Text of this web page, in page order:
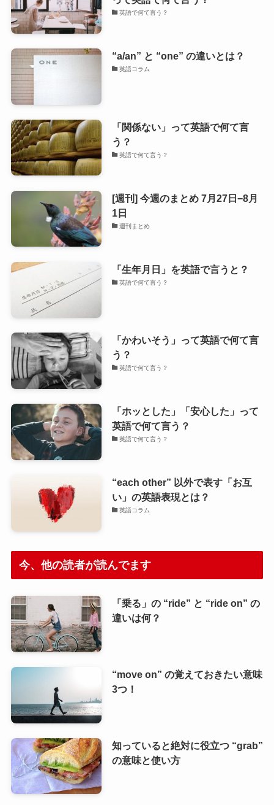
英語で何て言う？
“a/an” と “one” の違いとは？
英語コラム
「関係ない」って英語で何て言
う？
英語で何て言う？
[週刊] 今週のまとめ 7月27日−8月
1日
週刊まとめ
「生年月日」を英語で言うと？
英語で何て言う？
「かわいそう」って英語で何て言
う？
英語で何て言う？
「ホッとした」「安心した」って
英語で何て言う？
英語で何て言う？
“each other” 以外で表す「お互
い」の英語表現とは？
英語コラム
今、他の読者が読んでます
「乗る」の “ride” と “ride on” の
違いは何？
“move on” の覚えておきたい意味
3つ！
知っていると絶対に役立つ “grab”
の意味と使い方